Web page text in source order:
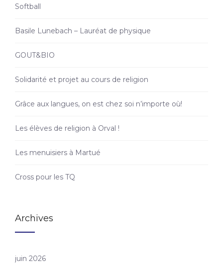
Softball
Basile Lunebach – Lauréat de physique
GOUT&BIO
Solidarité et projet au cours de religion
Grâce aux langues, on est chez soi n’importe où!
Les élèves de religion à Orval !
Les menuisiers à Martué
Cross pour les TQ
Archives
juin 2026